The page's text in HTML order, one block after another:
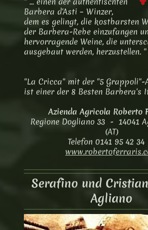
Barbera d'Asti – Winzer,
dem es gelingt, die kostbarsten
der Barbera-Rebe einzufangen
hervorragende Weine, die
ausgebaut werden, herzustellen. "
"La Cricca" mit der "5 Grappoli"-
ist einer der 8 Besten Barbera's
Azienda Agricola Roberto
Regione Dogliano 33 - 14041
(AT)
Telefon 0141 95 42
Serafino und
Agliano